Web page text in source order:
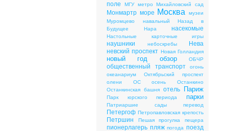
поле
МГУ метро Михайловский сад
Монмартр море Москва
музеи
Муромцево
навальный
Назад в
Будущее
Нара насекомые
Настольные карточные игры
наушники небоскребы
Нева
невский проспект Новая Голландия
новый год обзор ОБЧР
общественный транспорт
огонь
океанариум
Октябрьский проспект
олени
ОС осень
Останкино
Останкинская башня
отель Париж
Парк юрского периода парки
Патриаршие сады перевод
Петергоф Петропавловская крепость
Петршин Пешая прогулка пещера
пионерлагерь пляж погода поезд